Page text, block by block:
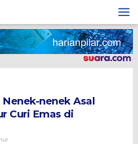
nenek Asal
Curi Emas di